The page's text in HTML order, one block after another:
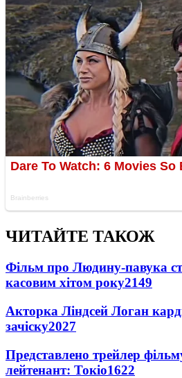
ЧИТАЙТЕ ТАКОЖ
Фільм про Людину-павука
касовим хітом року2149
Акторка Ліндсей Логан
зачіску2027
Представлено трейлер
лейтенант: Токіо1622